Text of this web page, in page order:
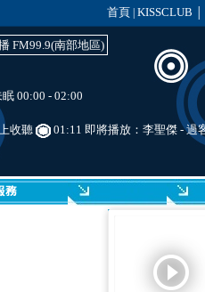
首頁 KISSCLUB
FM99.9(南部地區)
00:00 - 02:00
收聽 01:11 即將播放： 李聖傑-過